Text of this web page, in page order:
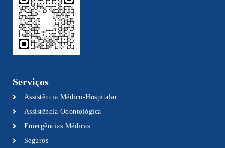
Serviços
Assistência Médico-Hospitalar
Assistência Odontológica
Emergências Médicas
Seguros